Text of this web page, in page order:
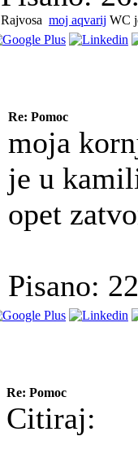
Rajvosa moj aqvarij WC
Re: Pomoc
moja
je u
opet
Pisano:
Re: Pomoc
Citiraj: